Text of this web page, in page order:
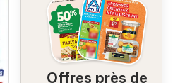
Offres près de